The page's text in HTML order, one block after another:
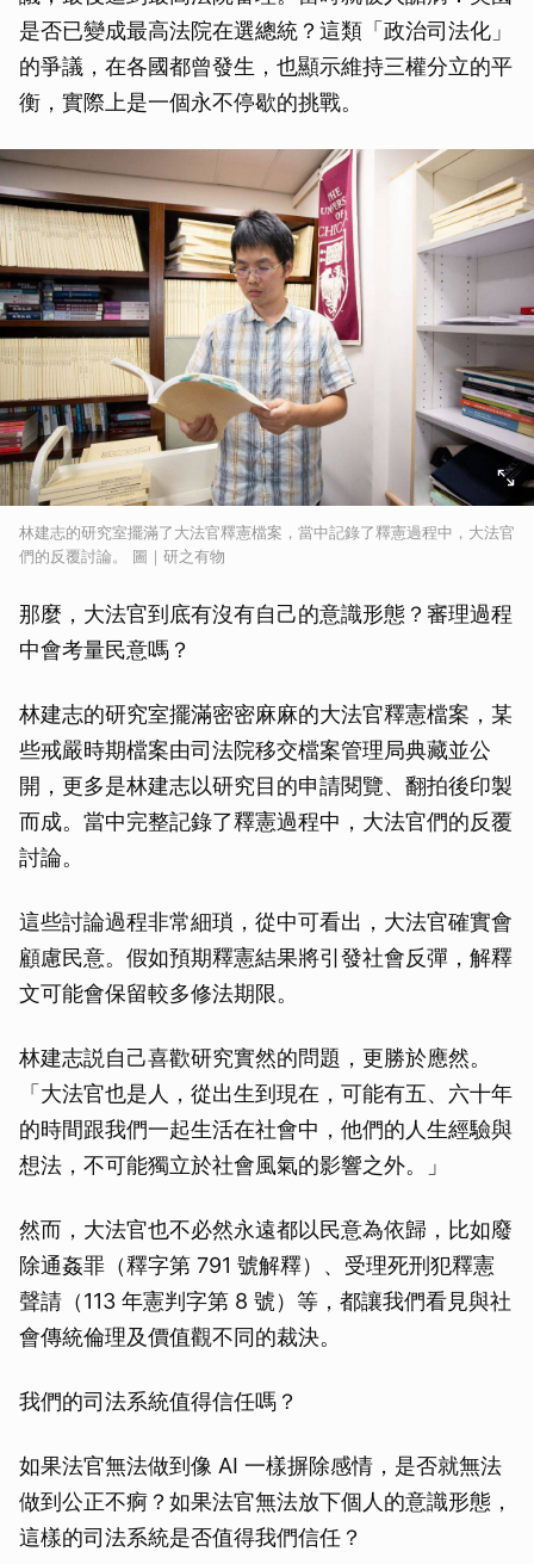
是否已變成最高法院在選總統？這類「政治司法化」
的爭議，在各國都曾發生，也顯示維持三權分立的平
衡，實際上是一個永不停歇的挑戰。
林建志的研究室擺滿了大法官釋憲檔案，當中記錄了釋憲過程中，大法官
們的反覆討論。 圖｜研之有物
那麼，大法官到底有沒有自己的意識形態？審理過程
中會考量民意嗎？
林建志的研究室擺滿密密麻麻的大法官釋憲檔案，某
些戒嚴時期檔案由司法院移交檔案管理局典藏並公
開，更多是林建志以研究目的申請閱覽、翻拍後印製
而成。當中完整記錄了釋憲過程中，大法官們的反覆
討論。
這些討論過程非常細瑣，從中可看出，大法官確實會
顧慮民意。假如預期釋憲結果將引發社會反彈，解釋
文可能會保留較多修法期限。
林建志説自己喜歡研究實然的問題，更勝於應然。
「大法官也是人，從出生到現在，可能有五、六十年
的時間跟我們一起生活在社會中，他們的人生經驗與
想法，不可能獨立於社會風氣的影響之外。」
然而，大法官也不必然永遠都以民意為依歸，比如廢
除通姦罪（釋字第 791 號解釋）、受理死刑犯釋憲
聲請（113 年憲判字第 8 號）等，都讓我們看見與社
會傳統倫理及價值觀不同的裁決。
我們的司法系統值得信任嗎？
如果法官無法做到像 AI 一樣摒除感情，是否就無法
做到公正不痾？如果法官無法放下個人的意識形態，
這樣的司法系統是否值得我們信任？